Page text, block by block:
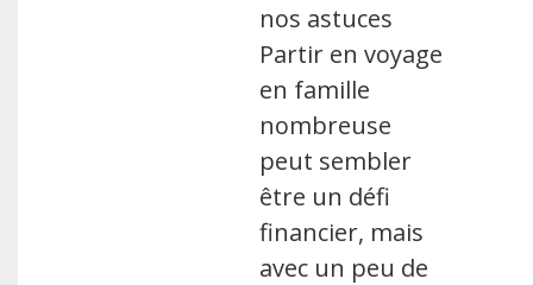
nos astuces
Partir en voyage
en famille
nombreuse
peut sembler
être un défi
financier, mais
avec un peu de